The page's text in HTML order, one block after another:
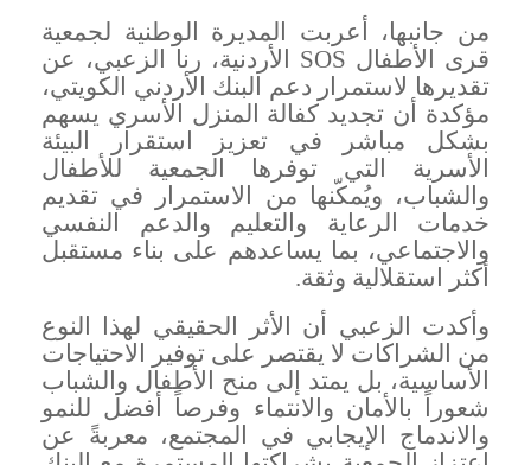
من جانبها، أعربت المديرة الوطنية لجمعية
قرى الأطفال
الأردنية، رنا الزعبي، عن
تقديرها لاستمرار دعم البنك الأردني الكويتي،
مؤكدة أن تجديد كفالة المنزل الأسري يسهم
بشكل مباشر في تعزيز استقرار البيئة
الأسرية التي توفرها الجمعية للأطفال
والشباب، ويُمكّنها من الاستمرار في تقديم
خدمات الرعاية والتعليم والدعم النفسي
والاجتماعي، بما يساعدهم على بناء مستقبل
أكثر استقلالية وثقة.
وأكدت الزعبي أن الأثر الحقيقي لهذا النوع
من الشراكات لا يقتصر على توفير الاحتياجات
الأساسية، بل يمتد إلى منح الأطفال والشباب
شعوراً بالأمان والانتماء وفرصاً أفضل للنمو
والاندماج الإيجابي في المجتمع، معربةً عن